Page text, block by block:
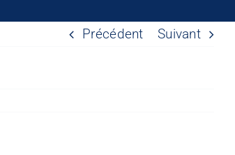
Précédent Suivant